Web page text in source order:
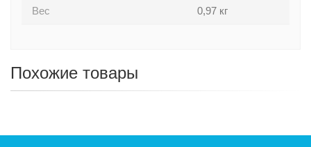
Вес 0,97 кг
Похожие товары